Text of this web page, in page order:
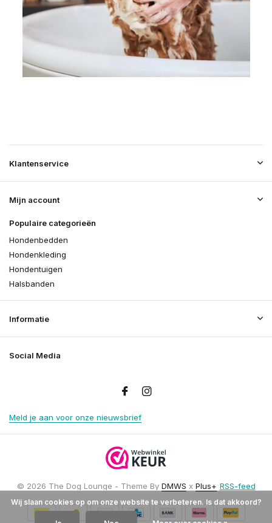
Klantenservice
Mijn account
Populaire categorieën
Hondenbedden
Hondenkleding
Hondentuigen
Halsbanden
Informatie
Social Media
Meld je aan voor onze nieuwsbrief
© 2026 The Dog Lounge - Theme By DMWS x Plus+ RSS-feed
Wij slaan cookies op om onze website te verbeteren. Is dat akkoord?